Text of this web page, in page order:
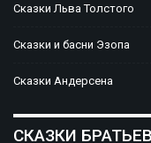
Сказки Льва Толстого
Сказки и басни Эзопа
Сказки Андерсена
СКАЗКИ